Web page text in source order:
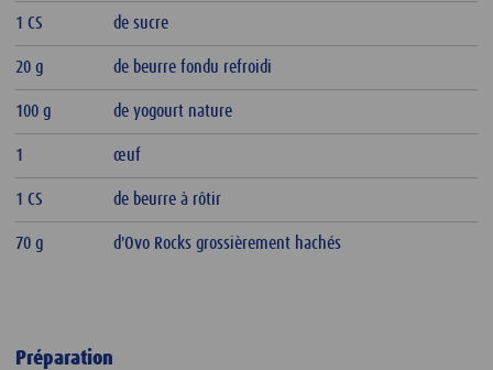
1 CS de sucre
20 g de beurre fondu refroidi
100 g de yogourt nature
1 œuf
1 CS de beurre à rôtir
70 g d'Ovo Rocks grossièrement hachés
Préparation